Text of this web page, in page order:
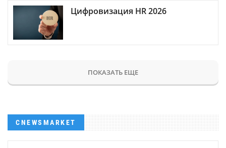
Цифровизация HR 2026
ПОКАЗАТЬ ЕЩЕ
CNEWSMARKET